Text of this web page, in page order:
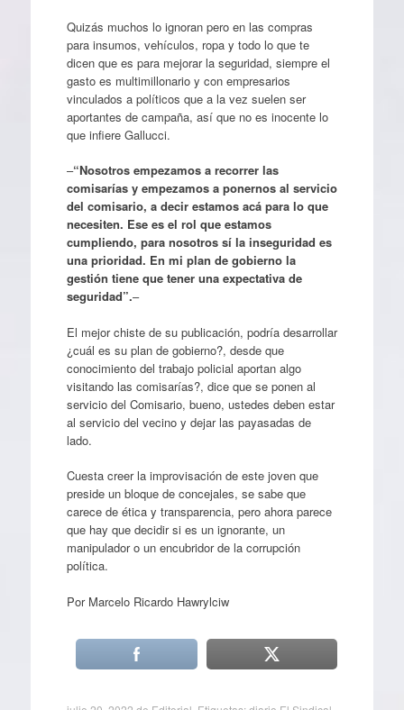
Quizás muchos lo ignoran pero en las compras
para insumos, vehículos, ropa y todo lo que te
dicen que es para mejorar la seguridad, siempre el
gasto es multimillonario y con empresarios
vinculados a políticos que a la vez suelen ser
aportantes de campaña, así que no es inocente lo
que infiere Gallucci.
–“Nosotros empezamos a recorrer las
comisarías y empezamos a ponernos al servicio
del comisario, a decir estamos acá para lo que
necesiten. Ese es el rol que estamos
cumpliendo, para nosotros sí la inseguridad es
una prioridad. En mi plan de gobierno la
gestión tiene que tener una expectativa de
seguridad”.–
El mejor chiste de su publicación, podría desarrollar
¿cuál es su plan de gobierno?, desde que
conocimiento del trabajo policial aportan algo
visitando las comisarías?, dice que se ponen al
servicio del Comisario, bueno, ustedes deben estar
al servicio del vecino y dejar las payasadas de
lado.
Cuesta creer la improvisación de este joven que
preside un bloque de concejales, se sabe que
carece de ética y transparencia, pero ahora parece
que hay que decidir si es un ignorante, un
manipulador o un encubridor de la corrupción
política.
Por Marcelo Ricardo Hawrylciw